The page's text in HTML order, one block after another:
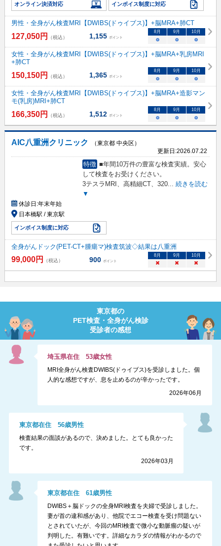
オンライン決済対応 インボイス制度に対応
男性・全身がん検査MRI【DWIBS(ドゥイブス)】+脳MRA+肺CT
127,050円 （税込） 1,155 ポイント
8月 9月 10月
○ ○ ○
女性・全身がん検査MRI【DWIBS(ドゥイブス)】+脳MRA+乳房MRI
+肺CT
150,150円 （税込） 1,365 ポイント
8月 9月 10月
○ ○ ○
女性・全身がん検査MRI【DWIBS(ドゥイブス)】+脳MRA+造影マン
モ(乳房)MRI+肺CT
166,350円 （税込） 1,512 ポイント
8月 9月 10月
○ ○ ○
AIC八重洲クリニック
（東京都 中央区）
更新日:2026.07.22
特徴 ■年間10万件の豊富な検査実績。安心
して検査をお受けください。
3テスラMRI、高精細CT、320...
続きを読む
▼
休診日:年末年始
日本橋駅 / 東京駅
インボイス制度に対応
全身がんドック(PET-CT+腫瘍マ)検査筑波◇結果は八重洲
99,000円 （税込） 900 ポイント
8 月 9 月 10月
× × ×
東京都の
PET検査・全身がん検診
受診者の感想
埼玉県在住53歳女性
MRI全身がん検査DWIBS(ドゥイブス)を受診しました。個
人的な感想ですが、息を止めるのが辛かったです。
2026年06月
東京都在住 56歳男性
検査結果の面談があるので、決めました。とても良かった
です。
2026年03月
東京都在住61歳男性
DWIBS＋脳ドックの全身MRI検査を夫婦で受診しました。
妻が首の違和感があり、他院でエコー検査を受け問題ない
とされていたが、今回のMRI検査で微小な動脈瘤の疑いが
判明した。有難いです。詳細なカラダの情報がわかるので